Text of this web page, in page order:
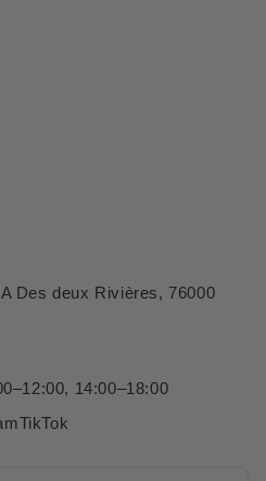
Des deux Rivières, 76000
14:00–18:00
TikTok